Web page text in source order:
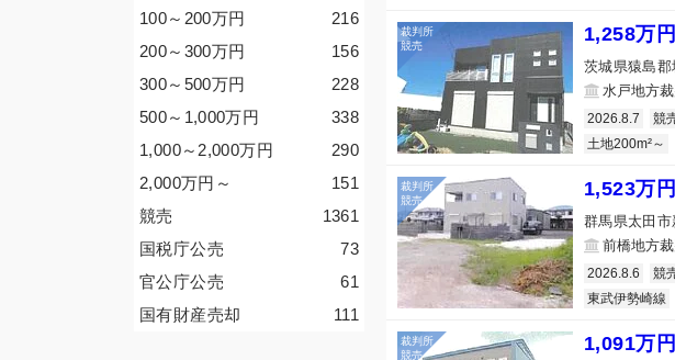
1,258万
茨城県猿島郡
水戸地方
2026.8.7 競
土地200m²～
1,523万
群馬県太田
前橋地方
2026.8.6 競
東武伊勢崎線
1,091万
216
100～200万円
156
200～300万円
228
300～500万円
338
500～1,000万円
290
1,000～2,000万円
151
2,000万円 ～
1361
競売
73
国税庁公売
61
官公庁公売
111
国有財産売却